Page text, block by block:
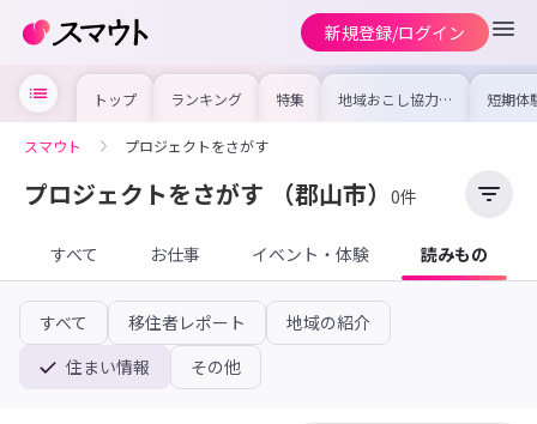
新規登録/ログイン
トップ ランキング 特集 地域おこし協力隊
の求人やイベント
を集めました！仕
けよう
短期体
り〜数
域を知
スマウト プロジェクトをさがす
プロジェクトをさがす （郡山市） 0件
すべて お仕事 イベント・体験 読みもの
すべて 移住者レポート
地域の紹介
住まい情報
その他